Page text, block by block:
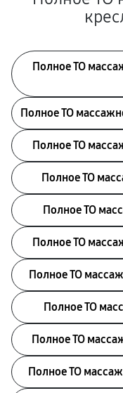
Полное ТО
Полное ТО
Полное ТО
Полное ТО
Полное ТО
Полное ТО
Полное ТО
Полное ТО
Полное ТО
Полное ТО